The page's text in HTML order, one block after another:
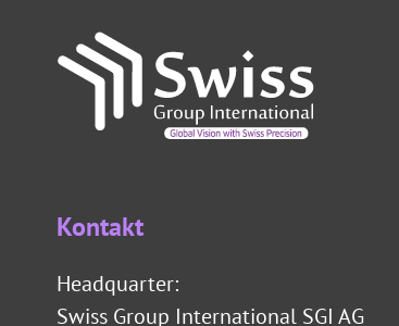
Kontakt
Headquarter:
Swiss Group International SGI AG